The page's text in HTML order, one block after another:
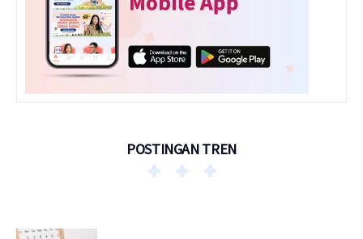
POSTINGAN TREN